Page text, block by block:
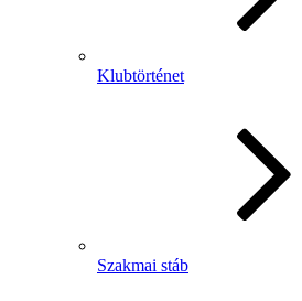
Klubtörténet
Szakmai stáb